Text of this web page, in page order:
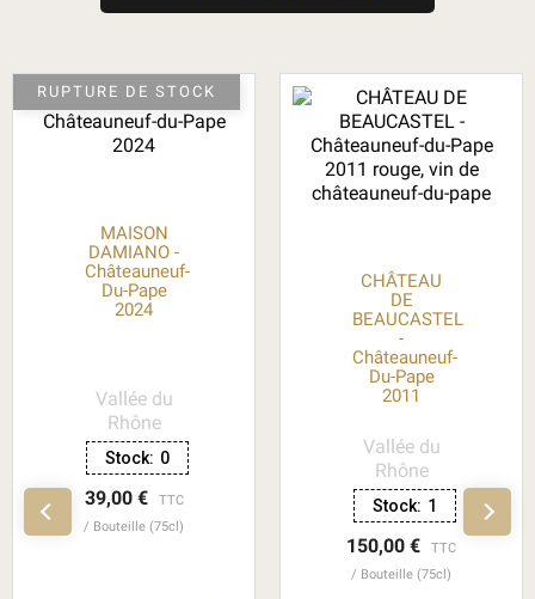
MAISON
DAMIANO -
Châteauneuf-
Du-Pape
2024
Vallée du
Rhône
Stock: 0
39,00 €
TTC
Bouteille (75cl)
RUPTURE DE STOCK
CHÂTEAU
DE
BEAUCASTEL
-
Châteauneuf-
Du-Pape
2011
Vallée du
Rhône
Stock: 1
150,00 €
TTC
Bouteille (75cl)